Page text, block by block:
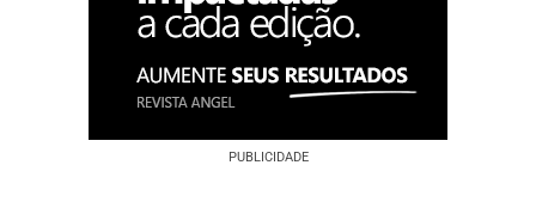
PUBLICIDADE